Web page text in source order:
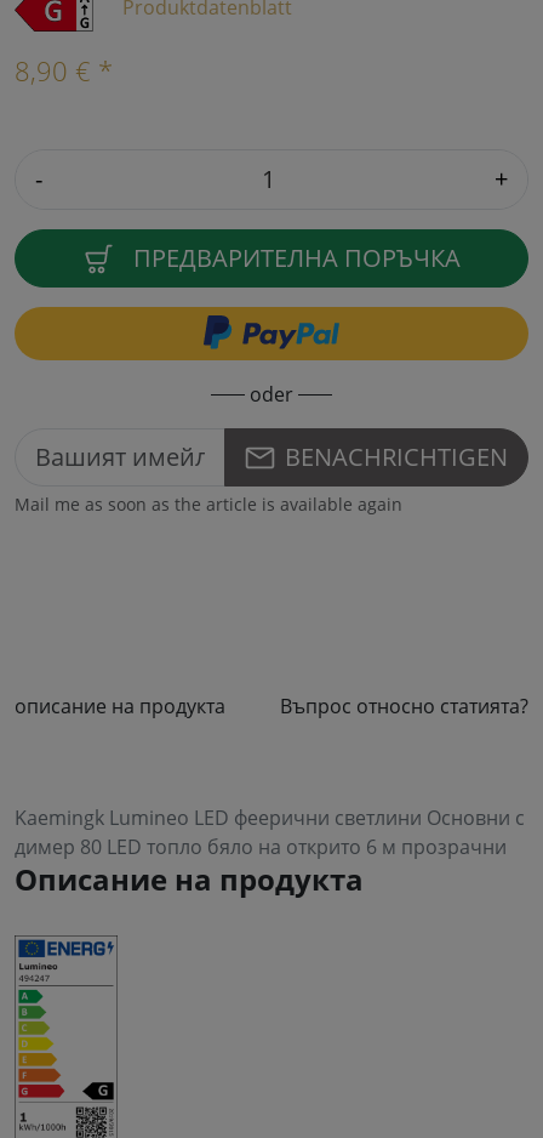
Produktdatenblatt
8,90 € *
- +
ПРЕДВАРИТЕЛНА ПОРЪЧКА
oder
BENACHRICHTIGEN
Mail me as soon as the article is available again
описание на продукта Въпрос относно статията?
Kaemingk Lumineo LED феерични светлини Основни с
димер 80 LED топло бяло на открито 6 м прозрачни
Описание на продукта